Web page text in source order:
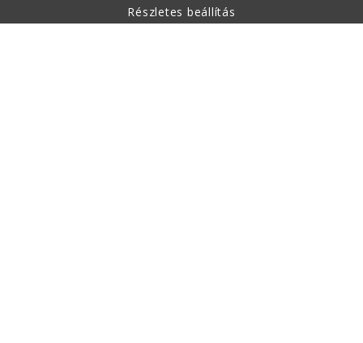
Részletes beállítás